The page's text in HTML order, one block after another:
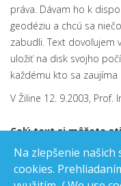
práva. Dávam ho k
geodéziu a chcú sa
zabudli. Text dovoľujem
uložiť na disk svojho
každému kto sa zaujíma
V Žiline 12. 9.2003, Prof.
Celý text si môžete
(42,2MB)
Na zlepšenie
cookies.